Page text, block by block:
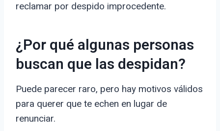
reclamar por despido improcedente.
¿Por qué algunas personas
buscan que las despidan?
Puede parecer raro, pero hay motivos válidos
para querer que te echen en lugar de
renunciar.